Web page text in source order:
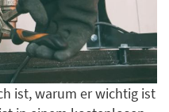
ist, warum er wichtig ist